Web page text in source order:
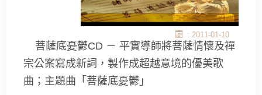
: 2011-01-10
菩薩底憂鬱CD － 平實導師將菩薩情懷及禪
宗公案寫成新詞，製作成超越意境的優美歌
曲；主題曲「菩薩底憂鬱」